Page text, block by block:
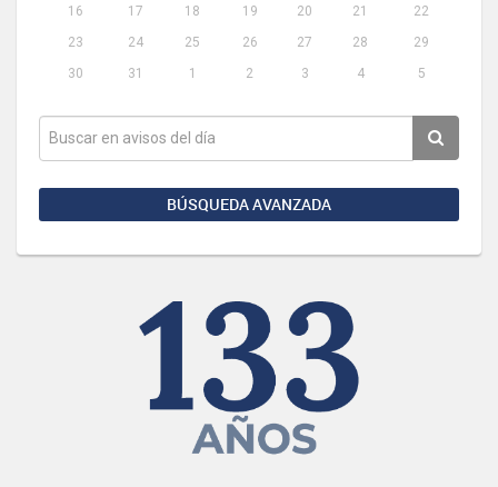
16
17 18 19 20 21
22
23
24 25 26 27 28
29
30
31 1 2 3 4 5
BÚSQUEDA AVANZADA